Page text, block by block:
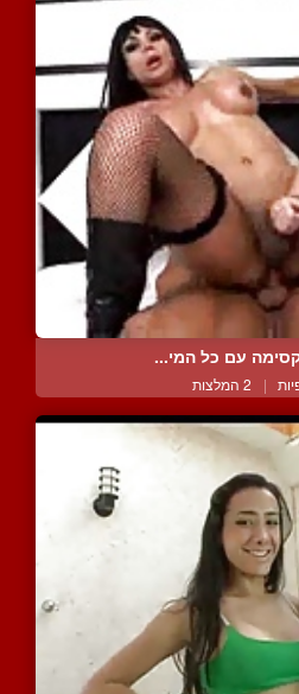
עם כל המי...
| 2 המלצות